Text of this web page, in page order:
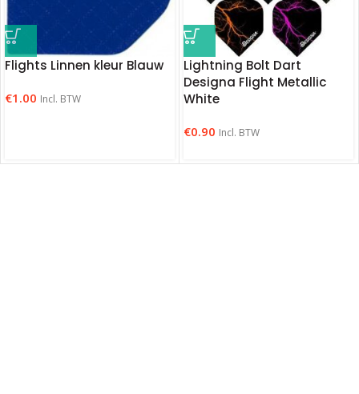
Flights Linnen kleur Blauw
€1.00 Incl. BTW
Lightning Bolt Dart
Designa Flight Metallic
White
€0.90 Incl. BTW